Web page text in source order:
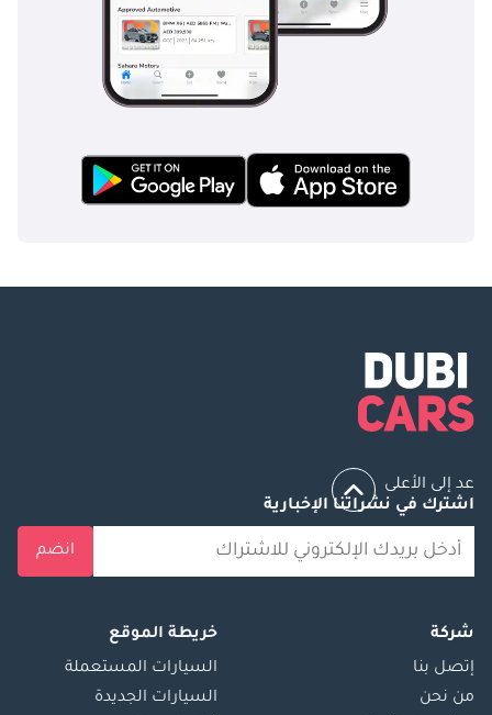
عد إلى الأعلى
اشترك في نشراتنا الإخبارية
انضم
شركة
إتصل بنا
من نحن
خريطة الموقع
السيارات المستعملة
السيارات الجديدة